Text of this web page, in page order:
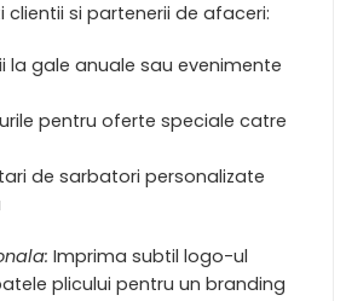
si partenerii de afaceri:
la gale anuale sau evenimente
pentru oferte speciale catre
de sarbatori personalizate
Imprima subtil logo-ul
plicului pentru un branding